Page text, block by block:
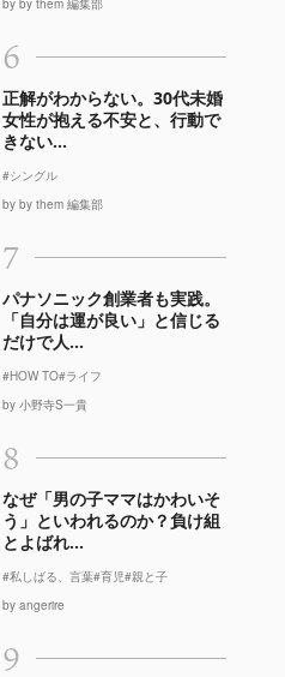
6
正解がわからない。30代未婚
女性が抱える不安と、行動で
きない...
#シングル
by by them 編集部
7
パナソニック創業者も実践。
「自分は運が良い」と信じる
だけで人...
#HOW TO#ライフ
by 小野寺S一貴
8
なぜ「男の子ママはかわいそ
う」といわれるのか？負け組
とよばれ...
#私しばる、言葉#育児#親と子
by angerire
9